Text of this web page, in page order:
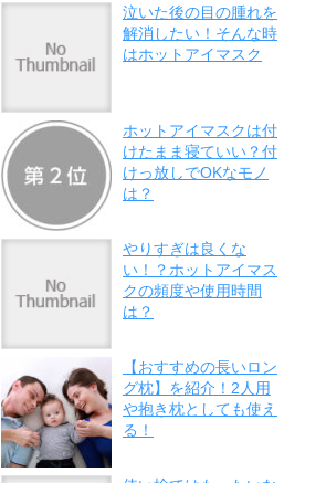
泣いた後の目の腫れを
解消したい！そんな時
はホットアイマスク
ホットアイマスクは付
けたまま寝ていい？付
けっ放しでOKなモノ
は？
やりすぎは良くな
い！？ホットアイマス
クの頻度や使用時間
は？
【おすすめの長いロン
グ枕】を紹介！2人用
や抱き枕としても使え
る！